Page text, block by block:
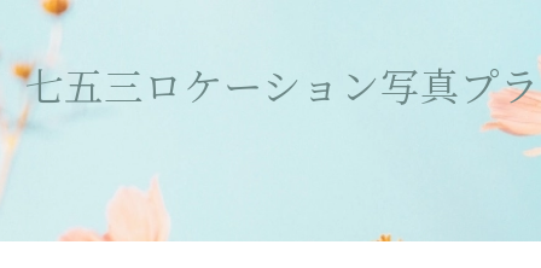
七五三ロケーション写真プ